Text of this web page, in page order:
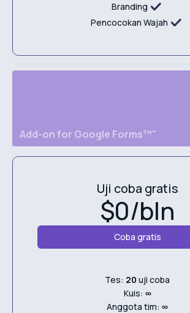
Branding
Pencocokan Wajah
Add-on for Google Forms™"
Uji coba gratis
$0/bln
Coba gratis
Tes: 20 uji coba
Kuis: ∞
Anggota tim: ∞